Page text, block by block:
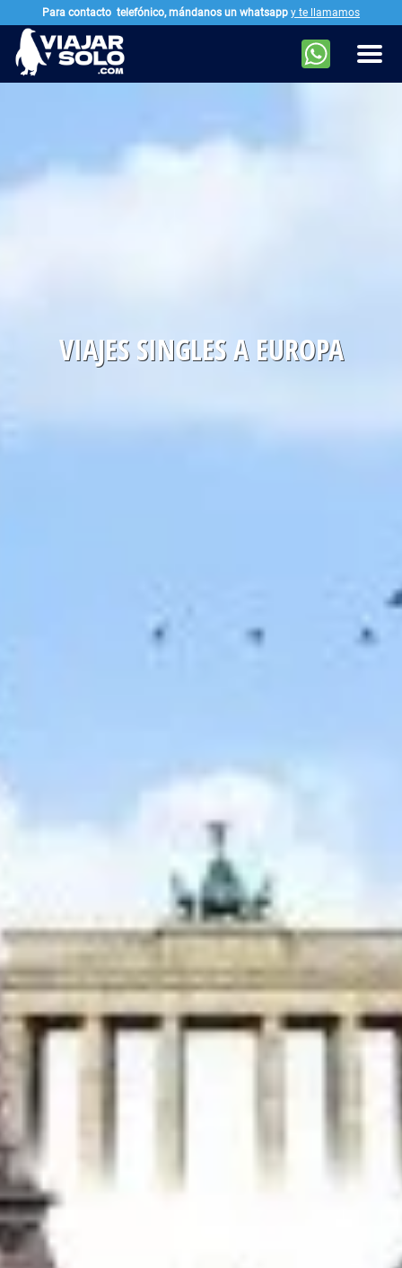
Ir al contenido principal
VIAJES SINGLES A EUROPA.
Para contacto telefónico, mándanos un whatsapp y te llamamos